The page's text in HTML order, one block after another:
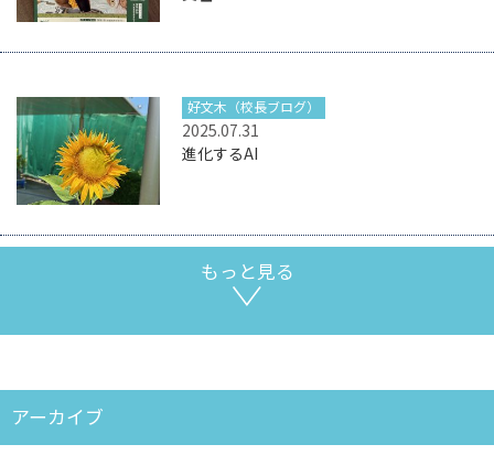
2025.07.31
好文木（校長ブログ）
進化するAI
もっと見る
アーカイブ